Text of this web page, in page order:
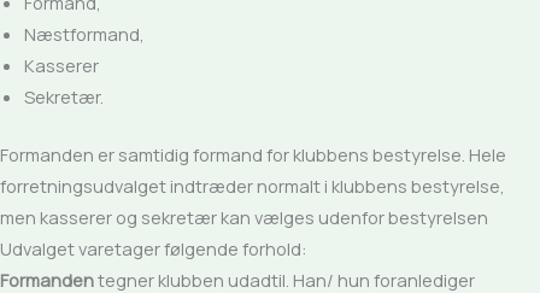
Næstformand,
Kasserer
Sekretær.
Formanden er samtidig formand for klubbens bestyrelse. Hele
forretningsudvalget indtræder normalt i klubbens bestyrelse,
men kasserer og sekretær kan vælges udenfor bestyrelsen
Udvalget varetager følgende forhold:
Formandentegner klubben udadtil. Han/ hun foranlediger